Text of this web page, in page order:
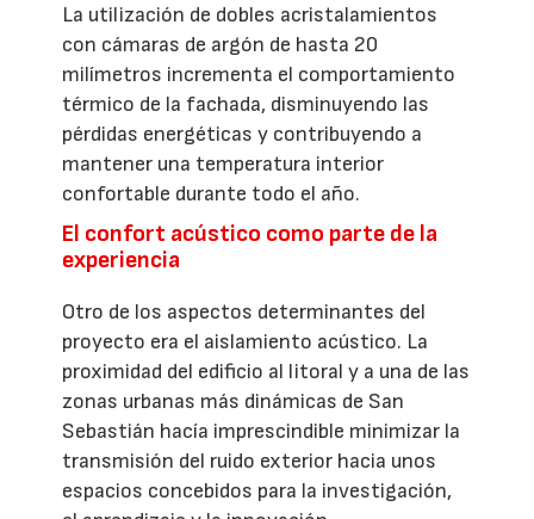
La utilización de dobles acristalamientos
con cámaras de argón de hasta 20
milímetros incrementa el comportamiento
térmico de la fachada, disminuyendo las
pérdidas energéticas y contribuyendo a
mantener una temperatura interior
confortable durante todo el año.
El confort acústico como parte de la
experiencia
Otro de los aspectos determinantes del
proyecto era el aislamiento acústico. La
proximidad del edificio al litoral y a una de las
zonas urbanas más dinámicas de San
Sebastián hacía imprescindible minimizar la
transmisión del ruido exterior hacia unos
espacios concebidos para la investigación,